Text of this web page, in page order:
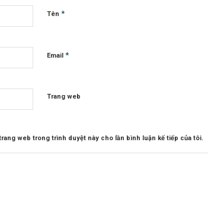
Tên *
Email *
Trang web
web trong trình duyệt này cho lần bình luận kế tiếp của tôi.